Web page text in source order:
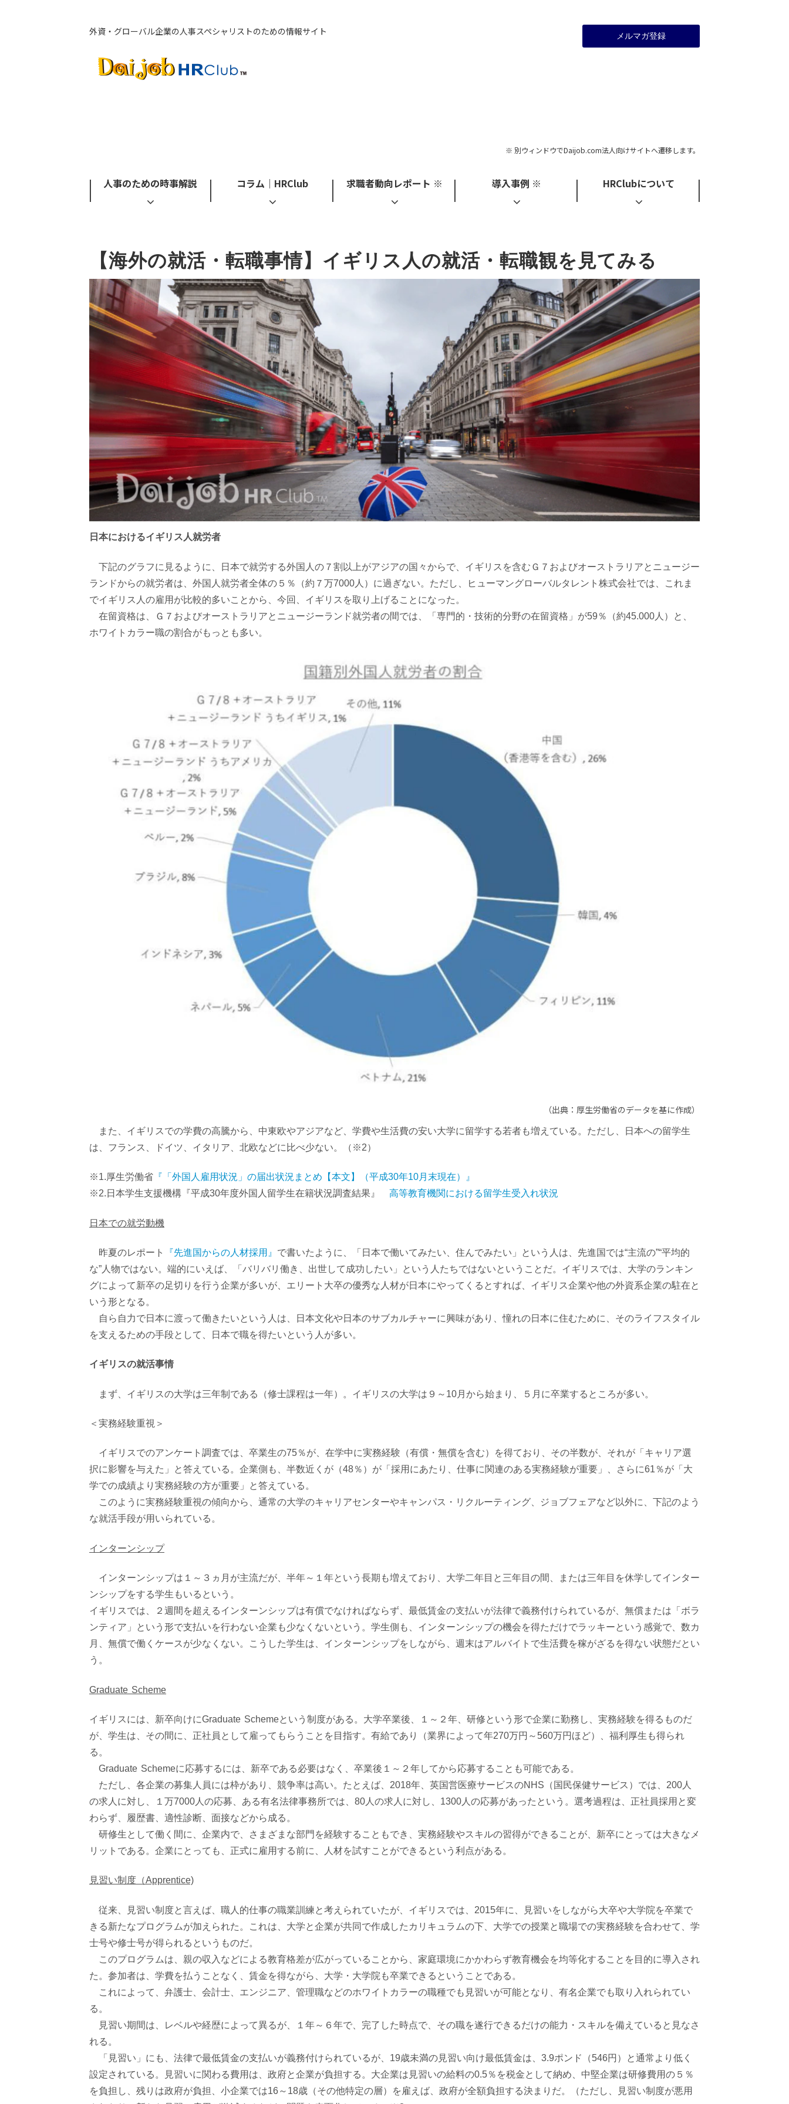
外資・グローバル企業の人事スペシャリストのための情報サイト メルマガ登録
※ 別ウィンドウでDaijob.com法人向けサイトへ遷移します。
人事のための時事解説 コラム｜HRClub 求職者動向レポート ※ 導入事例 ※ HRClubについて
【海外の就活・転職事情】イギリス人の就活・転職観を見てみる
日本におけるイギリス人就労者
下記のグラフに見るように、日本で就労する外国人の７割以上がアジアの国々からで、イギリスを含むＧ７およびオーストラリアとニュージー
ランドからの就労者は、外国人就労者全体の５％（約７万7000人）に過ぎない。ただし、ヒューマングローバルタレント株式会社では、これま
でイギリス人の雇用が比較的多いことから、今回、イギリスを取り上げることになった。
在留資格は、Ｇ７およびオーストラリアとニュージーランド就労者の間では、「専門的・技術的分野の在留資格」が59％（約45.000人）と、
ホワイトカラー職の割合がもっとも多い。
（出典：厚生労働省のデータを基に作成）
また、イギリスでの学費の高騰から、中東欧やアジアなど、学費や生活費の安い大学に留学する若者も増えている。ただし、日本への留学生
は、フランス、ドイツ、イタリア、北欧などに比べ少ない。（※2）
※1.厚生労働省 『「外国人雇用状況」の届出状況まとめ【本文】（平成30年10月末現在）』
※2.日本学生支援機構『平成30年度外国人留学生在籍状況調査結果』 高等教育機関における留学生受入れ状況
日本での就労動機
昨夏のレポート 『先進国からの人材採用』 で書いたように、「日本で働いてみたい、住んでみたい」という人は、先進国では“主流の”“平均的
な”人物ではない。端的にいえば、「バリバリ働き、出世して成功したい」という人たちではないということだ。イギリスでは、大学のランキン
グによって新卒の足切りを行う企業が多いが、エリート大卒の優秀な人材が日本にやってくるとすれば、イギリス企業や他の外資系企業の駐在と
いう形となる。
自ら自力で日本に渡って働きたいという人は、日本文化や日本のサブカルチャーに興味があり、憧れの日本に住むために、そのライフスタイル
を支えるための手段として、日本で職を得たいという人が多い。
イギリスの就活事情
まず、イギリスの大学は三年制である（修士課程は一年）。イギリスの大学は９～10月から始まり、５月に卒業するところが多い。
＜実務経験重視＞
イギリスでのアンケート調査では、卒業生の75％が、在学中に実務経験（有償・無償を含む）を得ており、その半数が、それが「キャリア選
択に影響を与えた」と答えている。企業側も、半数近くが（48％）が「採用にあたり、仕事に関連のある実務経験が重要」、さらに61％が「大
学での成績より実務経験の方が重要」と答えている。
このように実務経験重視の傾向から、通常の大学のキャリアセンターやキャンパス・リクルーティング、ジョブフェアなど以外に、下記のよう
な就活手段が用いられている。
インターンシップ
インターンシップは１～３ヵ月が主流だが、半年～１年という長期も増えており、大学二年目と三年目の間、または三年目を休学してインター
ンシップをする学生もいるという。
イギリスでは、２週間を超えるインターンシップは有償でなければならず、最低賃金の支払いが法律で義務付けられているが、無償または「ボラ
ンティア」という形で支払いを行わない企業も少なくないという。学生側も、インターンシップの機会を得ただけでラッキーという感覚で、数カ
月、無償で働くケースが少なくない。こうした学生は、インターンシップをしながら、週末はアルバイトで生活費を稼がざるを得ない状態だとい
う。
Graduate Scheme
イギリスには、新卒向けにGraduate Schemeという制度がある。大学卒業後、１～２年、研修という形で企業に勤務し、実務経験を得るものだ
が、学生は、その間に、正社員として雇ってもらうことを目指す。有給であり（業界によって年270万円～560万円ほど）、福利厚生も得られ
る。
Graduate Schemeに応募するには、新卒である必要はなく、卒業後１～２年してから応募することも可能である。
ただし、各企業の募集人員には枠があり、競争率は高い。たとえば、2018年、英国営医療サービスのNHS（国民保健サービス）では、200人
の求人に対し、１万7000人の応募、ある有名法律事務所では、80人の求人に対し、1300人の応募があったという。選考過程は、正社員採用と変
わらず、履歴書、適性診断、面接などから成る。
研修生として働く間に、企業内で、さまざまな部門を経験することもでき、実務経験やスキルの習得ができることが、新卒にとっては大きなメ
リットである。企業にとっても、正式に雇用する前に、人材を試すことができるという利点がある。
見習い制度（Apprentice)
従来、見習い制度と言えば、職人的仕事の職業訓練と考えられていたが、イギリスでは、2015年に、見習いをしながら大卒や大学院を卒業で
きる新たなプログラムが加えられた。これは、大学と企業が共同で作成したカリキュラムの下、大学での授業と職場での実務経験を合わせて、学
士号や修士号が得られるというものだ。
このプログラムは、親の収入などによる教育格差が広がっていることから、家庭環境にかかわらず教育機会を均等化することを目的に導入され
た。参加者は、学費を払うことなく、賃金を得ながら、大学・大学院も卒業できるということである。
これによって、弁護士、会計士、エンジニア、管理職などのホワイトカラーの職種でも見習いが可能となり、有名企業でも取り入れられてい
る。
見習い期間は、レベルや経歴によって異るが、１年～６年で、完了した時点で、その職を遂行できるだけの能力・スキルを備えていると見なさ
れる。
「見習い」にも、法律で最低賃金の支払いが義務付けられているが、19歳未満の見習い向け最低賃金は、3.9ポンド（546円）と通常より低く
設定されている。見習いに関わる費用は、政府と企業が負担する。大企業は見習いの給料の0.5％を税金として納め、中堅企業は研修費用の５％
を負担し、残りは政府が負担、小企業では16～18歳（その他特定の層）を雇えば、政府が全額負担する決まりだ。（ただし、見習い制度が悪用